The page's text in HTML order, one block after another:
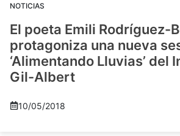
NOTICIAS
El poeta Emili Rodríguez-
protagoniza una nueva
‘Alimentando Lluvias’ del
Gil-Albert
10/05/2018